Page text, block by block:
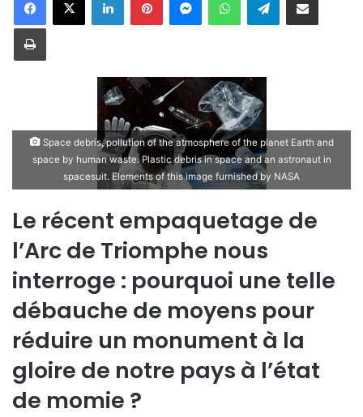
Imprimer
Space debris, pollution of the atmosphere of the planet Earth and
space by human waste. Plastic debris in space and an astronaut in
spacesuit. Elements of this image furnished by NASA
Le récent empaquetage de
l’Arc de Triomphe nous
interroge : pourquoi une telle
débauche de moyens pour
réduire un monument à la
gloire de notre pays à l’état
de momie ?